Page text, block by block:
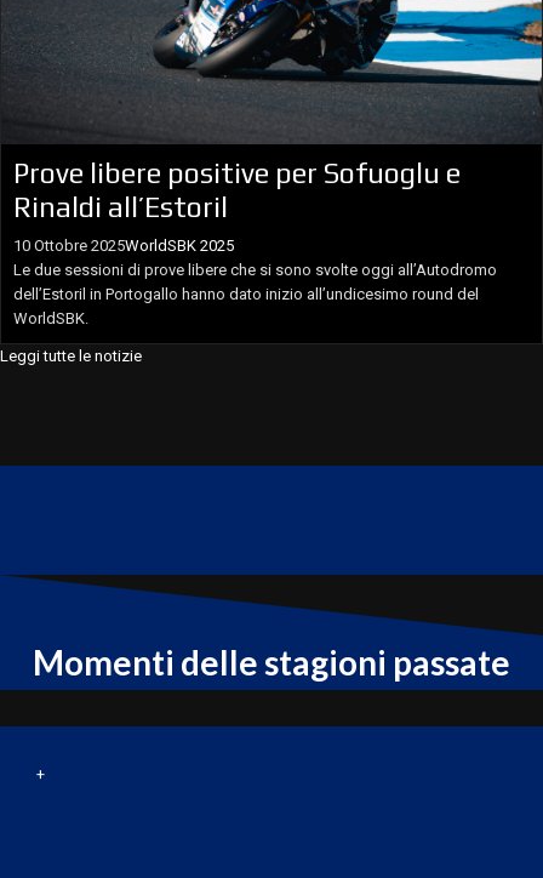
Prove libere positive per Sofuoglu e
Rinaldi all’Estoril
10 Ottobre 2025WorldSBK 2025
Le due sessioni di prove libere che si sono svolte oggi all’Autodromo
dell’Estoril in Portogallo hanno dato inizio all’undicesimo round del
WorldSBK.
Leggi tutte le notizie
Momenti delle stagioni passate
+